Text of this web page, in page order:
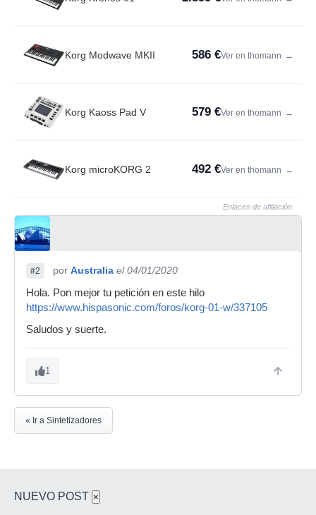
Korg Modwave MKII 586 €Ver en thomann →
Korg Kaoss Pad V 579 €Ver en thomann →
Korg microKORG 2 492 €Ver en thomann →
Enlaces de afiliación
#2 por Australia el 04/01/2020
Hola. Pon mejor tu petición en este hilo
https://www.hispasonic.com/foros/korg-01-w/337105
Saludos y suerte.
1
« Ir a Sintetizadores
NUEVO POST ×